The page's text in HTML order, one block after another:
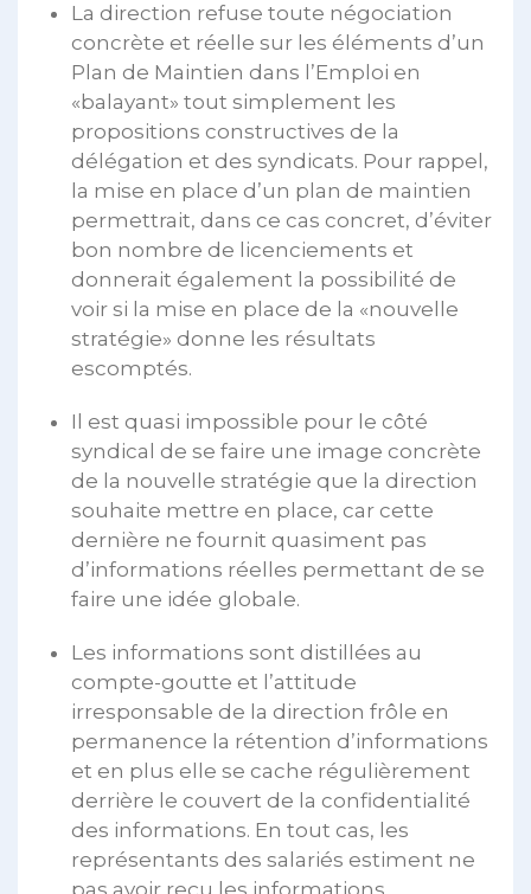
La direction refuse toute négociation
concrète et réelle sur les éléments d’un
Plan de Maintien dans l’Emploi en
«balayant» tout simplement les
propositions constructives de la
délégation et des syndicats. Pour rappel,
la mise en place d’un plan de maintien
permettrait, dans ce cas concret, d’éviter
bon nombre de licenciements et
donnerait également la possibilité de
voir si la mise en place de la «nouvelle
stratégie» donne les résultats
escomptés.
Il est quasi impossible pour le côté
syndical de se faire une image concrète
de la nouvelle stratégie que la direction
souhaite mettre en place, car cette
dernière ne fournit quasiment pas
d’informations réelles permettant de se
faire une idée globale.
Les informations sont distillées au
compte-goutte et l’attitude
irresponsable de la direction frôle en
permanence la rétention d’informations
et en plus elle se cache régulièrement
derrière le couvert de la confidentialité
des informations. En tout cas, les
représentants des salariés estiment ne